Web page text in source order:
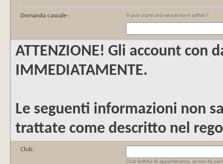
Domanda casuale : Si può usare una vera arma in softair?
ATTENZIONE! Gli account con
IMMEDIATAMENTE.
Le seguenti informazioni non
trattate come descritto nel
Club:
Club SoftAir di appartenenza, se non fai